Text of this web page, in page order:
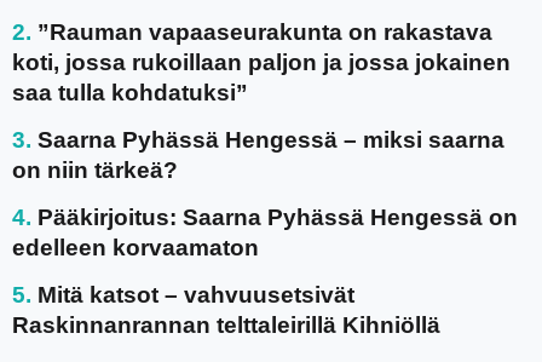
”Rauman vapaaseurakunta on rakastava
koti, jossa rukoillaan paljon ja jossa jokainen
saa tulla kohdatuksi”
Saarna Pyhässä Hengessä – miksi saarna
on niin tärkeä?
Pääkirjoitus: Saarna Pyhässä Hengessä on
edelleen korvaamaton
Mitä katsot – vahvuusetsivät
Raskinnanrannan telttaleirillä Kihniöllä